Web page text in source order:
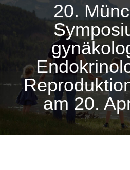
20.
am 20.